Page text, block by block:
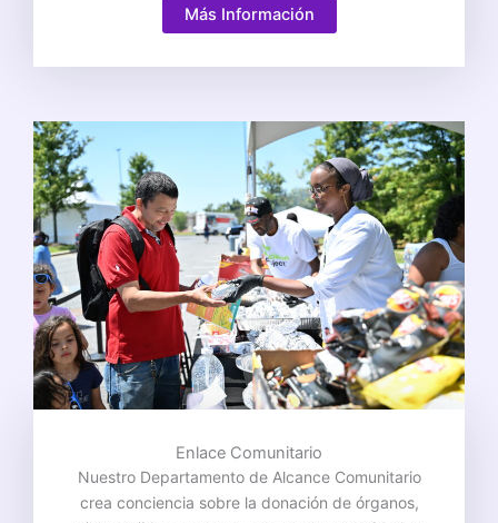
Más Información
Enlace Comunitario
Nuestro Departamento de Alcance Comunitario
crea conciencia sobre la donación de órganos,